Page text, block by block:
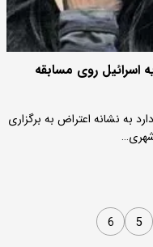
اسرائیل روی مسابقه
به نشانه اعتراض به برگزاری
5
6